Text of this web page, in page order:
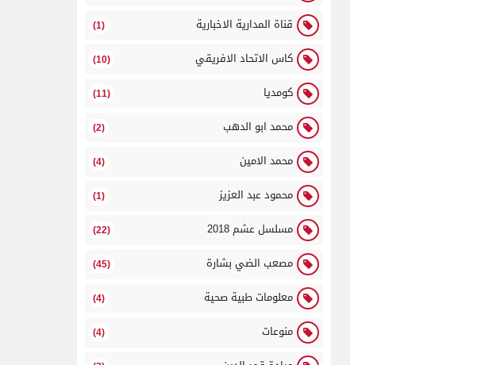
قناة المدارية الاخبارية (1)
كاس الاتحاد الافريقي (10)
كومديا (11)
محمد ابو الدهب (2)
محمد الامين (4)
محمود عبد العزيز (1)
مسلسل عشم 2018 (22)
مصعب الضي بشارة (45)
معلومات طبية صحية (4)
منوعات (4)